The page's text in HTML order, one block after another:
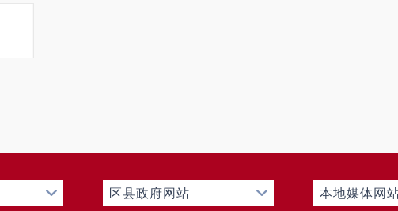
区县政府网站 本地媒体网